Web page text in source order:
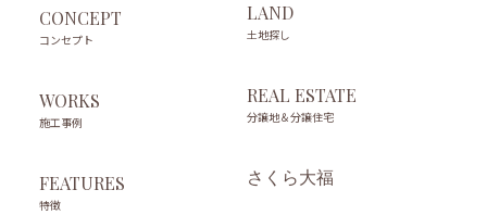
CONCEPT
コンセプト
WORKS
施工事例
FEATURES
特徴
LAND
土地探し
REAL ESTATE
分譲地＆分譲住宅
さくら大福